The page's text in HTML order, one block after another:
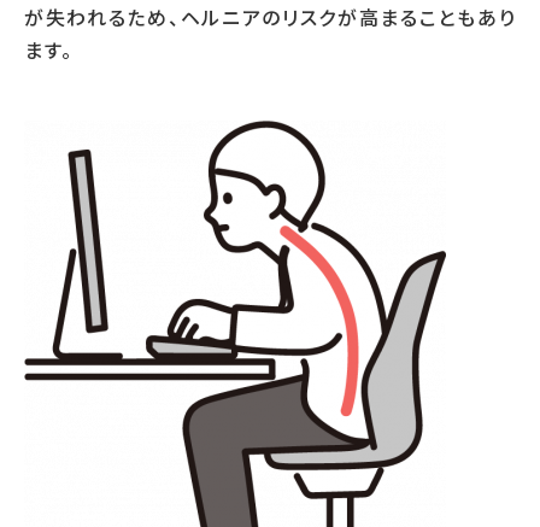
が失われるため、ヘルニアのリスクが高まることもあり
ます。